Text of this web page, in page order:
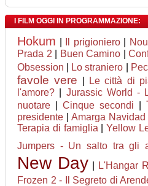
I FILM OGGI IN PROGRAMMAZIONE:
Hokum Il prigioniero|
Prada 2
Buen Camino |
Obsession
Lo straniero
favole vere Le città di
l'amore?
Jurassic World -
nuotare
Cinque secondi
presidente
Amarga Navidad
Terapia di famiglia |Yellow
Jumpers - Un salto tra gli
New Day
L'Hangar
Frozen 2 - Il Segreto di